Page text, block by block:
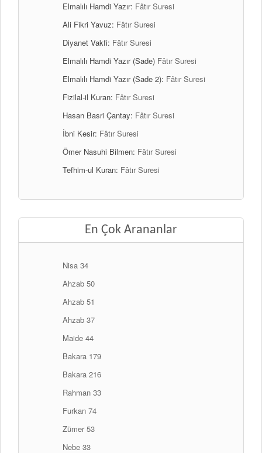
Elmalılı Hamdi Yazır: Fâtır Suresi
Ali Fikri Yavuz: Fâtır Suresi
Diyanet Vakfi: Fâtır Suresi
Elmalılı Hamdi Yazır (Sade) Fâtır Suresi
Elmalılı Hamdi Yazır (Sade 2): Fâtır Suresi
Fizilal-il Kuran: Fâtır Suresi
Hasan Basri Çantay: Fâtır Suresi
İbni Kesir: Fâtır Suresi
Ömer Nasuhi Bilmen: Fâtır Suresi
Tefhim-ul Kuran: Fâtır Suresi
En Çok Arananlar
Nisa 34
Ahzab 50
Ahzab 51
Ahzab 37
Maide 44
Bakara 179
Bakara 216
Rahman 33
Furkan 74
Zümer 53
Nebe 33